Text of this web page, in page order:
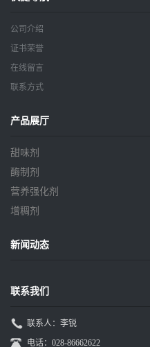
公司介绍
证书荣誉
在线留言
联系方式
产品展厅
甜味剂
酶制剂
营养强化剂
增稠剂
新闻动态
联系我们
联系人：李锐
电话：028-86662622